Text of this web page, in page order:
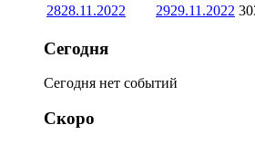
2828.11.2022 2929.11.2022 30
Сегодня
Сегодня нет событий
Скоро